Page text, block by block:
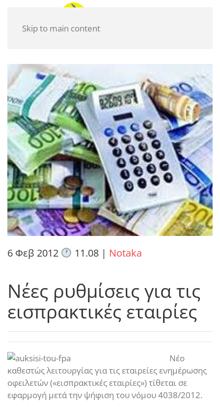
Skip to main content
6 Φεβ 2012 11.08| Notaka
Νέες ρυθμίσεις για τις
εισπρακτικές εταιρίες
Νέο
καθεστώς λειτουργίας για τις εταιρείες ενημέρωσης
οφειλετών («εισπρακτικές εταιρίες») τίθεται σε
εφαρμογή μετά την ψήφιση του νόμου 4038/2012.